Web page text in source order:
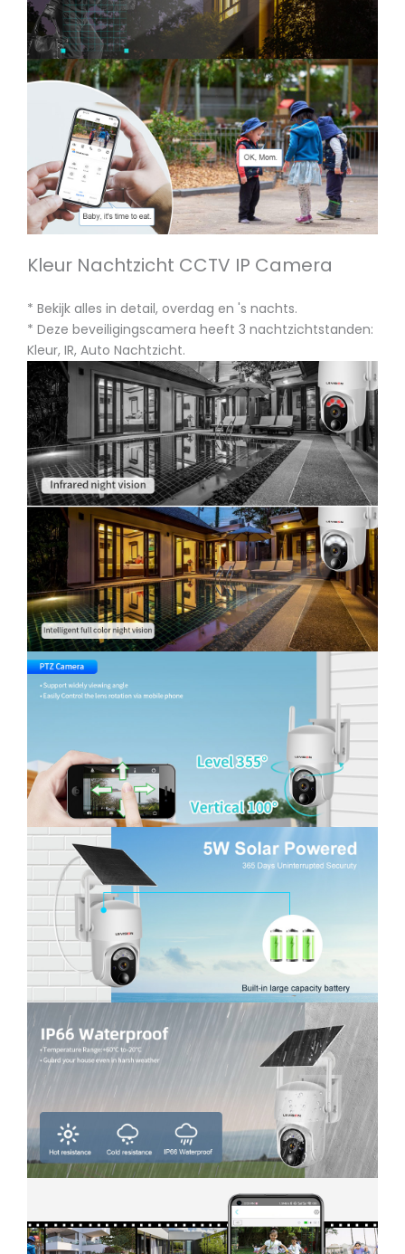
Kleur Nachtzicht CCTV IP Camera
* Bekijk alles in detail, overdag en 's nachts.
* Deze beveiligingscamera heeft 3 nachtzichtstanden:
Kleur, IR, Auto Nachtzicht.